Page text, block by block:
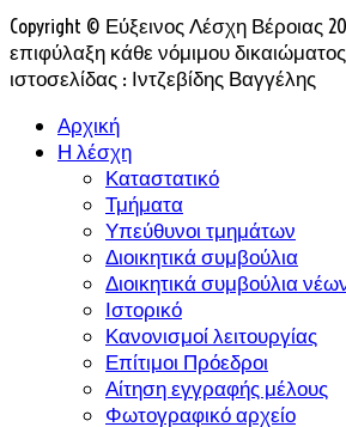
Copyright © Εύξεινος Λέσχη Βέροιας
επιφύλαξη κάθε νόμιμου
ιστοσελίδας : Ιντζεβίδης Βαγγέλης
Αρχική
Η λέσχη
Καταστατικό
Τμήματα
Υπεύθυνοι τμημάτων
Διοικητικά συμβούλια
Διοικητικά συμβούλια
Ιστορικό
Κανονισμοί λειτουργίας
Επίτιμοι Πρόεδροι
Αίτηση εγγραφής μέλους
Φωτογραφικό αρχείο